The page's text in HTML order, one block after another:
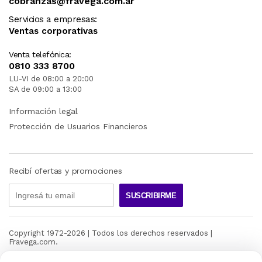
Servicios a empresas:
Ventas corporativas
Venta telefónica:
0810 333 8700
LU-VI de 08:00 a 20:00
SA de 09:00 a 13:00
Información legal
Protección de Usuarios Financieros
Recibí ofertas y promociones
SUSCRIBIRME
Copyright 1972-2026 | Todos los derechos reservados |
Fravega.com.